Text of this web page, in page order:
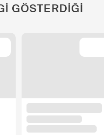
GÖSTERDİĞİ